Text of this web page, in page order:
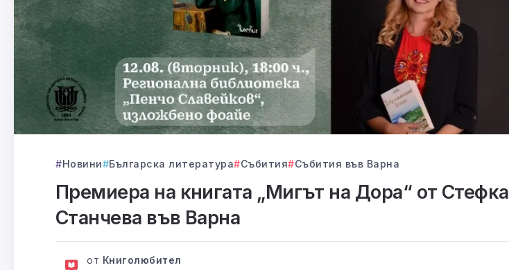
Новини Българска литература Събития Събития във Варна
Премиера на книгата „Мигът на Дора“ от Стефка
Станчева във Варна
от Книголюбител